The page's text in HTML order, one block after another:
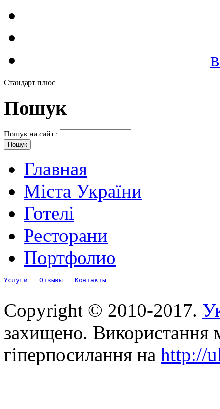
Стандарт плюс
Пошук
Пошук на сайті:
Главная
Міста України
Готелі
Ресторани
Портфолио
Услуги Отзывы Контакты
Copyright © 2010-2017.
захищено. Використання
гіперпосилання на http://